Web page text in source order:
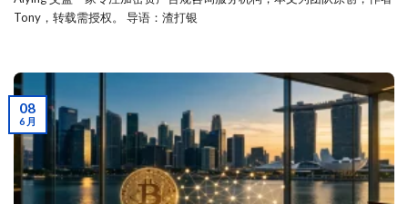
Tony，转载需授权。 导语：渣打银
08
6 月